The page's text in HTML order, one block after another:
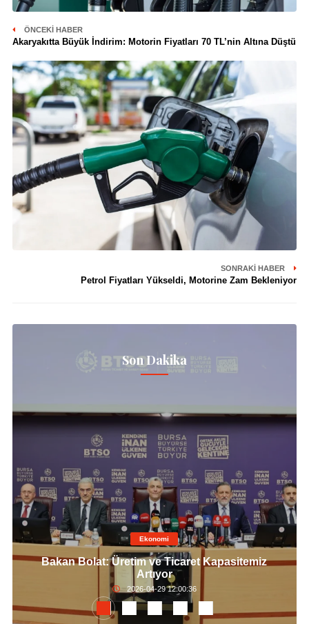
ÖNCEKI HABER
Akaryakıtta Büyük İndirim: Motorin Fiyatları 70 TL’nin Altına Düştü
SONRAKI HABER
Petrol Fiyatları Yükseldi, Motorine Zam Bekleniyor
Son Dakika
Ekonomi
Bakan Bolat: Üretim ve Ticaret Kapasitemiz
Artıyor
2026-04-29 12:00:36